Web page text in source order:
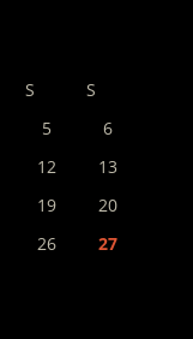
S
S
5
6
12
13
19
20
26
27